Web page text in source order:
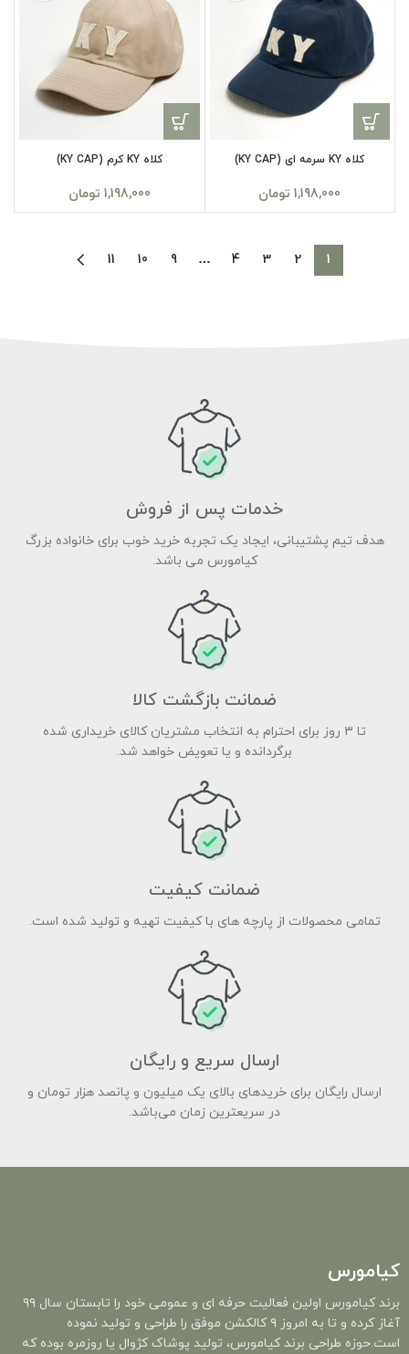
کلاه KY سرمه ای (KY CAP)
1,198,000 تومان
کلاه KY کرم (KY CAP)
1,198,000 تومان
1
2
3
4
…
9
10
11
خدمات پس از فروش
هدف تیم پشتیبانی، ایجاد یک تجربه خرید خوب برای خانواده بزرگ
کیامورس می باشد.
ضمانت بازگشت کالا
تا ۳ روز برای احترام به انتخاب مشتریان کالای خریداری شده
برگردانده و یا تعویض خواهد شد.
ضمانت کیفیت
تمامی محصولات از پارچه های با کیفیت تهیه و تولید شده است.
ارسال سریع و رایگان
ارسال رایگان برای خریدهای بالای یک میلیون و پانصد هزار تومان و
در سریعترین زمان می‌باشد.
کیامورس
برند کیامورس اولین فعالیت حرفه ای و عمومی خود را تابستان سال ۹۹
آغاز کرده و تا به امروز ۹ کالکشن موفق را طراحی و تولید نموده
است.حوزه طراحی برند کیامورس، تولید پوشاک کژوال یا روزمره بوده که